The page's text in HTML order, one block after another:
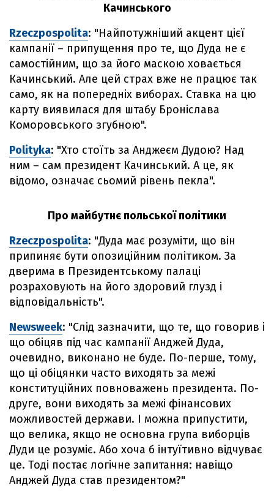
Качинського
Rzeczpospolita: "Найпотужніший акцент цієї
кампанії – припущення про те, що Дуда не є
самостійним, що за його маскою ховається
Качинський. Але цей страх вже не працює так
само, як на попередніх виборах. Ставка на цю
карту виявилася для штабу Броніслава
Коморовського згубною".
Polityka: "Хто стоїть за Анджеєм Дудою? Над
ним – сам президент Качинський. А це, як
відомо, означає сьомий рівень пекла".
Про майбутнє польської політики
Rzeczpospolita: "Дуда має розуміти, що він
припиняє бути опозиційним політиком. За
дверима в Президентському палаці
розраховують на його здоровий глузд і
відповідальність".
Newsweek: "Слід зазначити, що те, що говорив і
що обіцяв під час кампанії Анджей Дуда,
очевидно, виконано не буде. По-перше, тому,
що ці обіцянки часто виходять за межі
конституційних повноважень президента. По-
друге, вони виходять за межі фінансових
можливостей держави. І можна припустити,
що велика, якщо не основна група виборців
Дуди це розуміє. Або хоча б інтуїтивно відчуває
це. Тоді постає логічне запитання: навіщо
Анджей Дуда став президентом?"